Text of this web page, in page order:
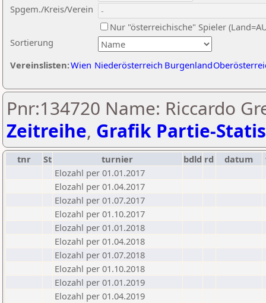
Sortierung
Spgem./Kreis/Verein
Nur "österreichische" Spieler
Vereinslisten:Wien Niederösterreich Burgenland
Pnr:134720 Name: Riccardo
Zeitreihe, Grafik Partie-
tnr St turnier bdld rd datum
Elozahl per 01.01.2017
Elozahl per 01.04.2017
Elozahl per 01.07.2017
Elozahl per 01.10.2017
Elozahl per 01.01.2018
Elozahl per 01.04.2018
Elozahl per 01.07.2018
Elozahl per 01.10.2018
Elozahl per 01.01.2019
Elozahl per 01.04.2019